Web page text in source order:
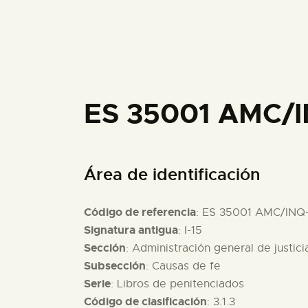
ES 35001 AMC/
Área de identificación
Código de referencia: ES 35001 AMC/
Signatura antigua: I-15
Sección: Administración general de
Subsección: Causas de fe
Serie: Libros de penitenciados
Código de clasificación: 3.1.3